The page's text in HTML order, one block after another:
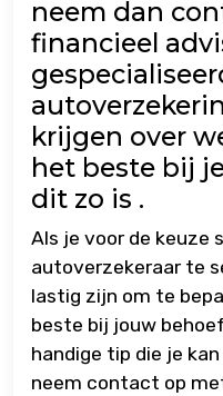
neem dan
financieel
krijgen over
het beste bij
dit zo is .
Als je voor de keuze
autoverzekeraar te
lastig zijn om te
beste bij jouw
handige tip die je
neem contact op